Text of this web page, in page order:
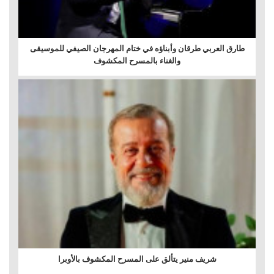
طارق العربي طرقان وأبناؤه في ختام المهرجان الصيفي للموسيقى
والغناء بالمسرح المكشوف
شريف منير يتألق على المسرح المكشوف بالأوبرا